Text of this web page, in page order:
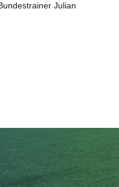
Julian